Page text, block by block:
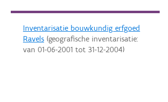
Inventarisatie bouwkundig erfgoed
Ravels(geografische inventarisatie:
van 01-06-2001 tot 31-12-2004)